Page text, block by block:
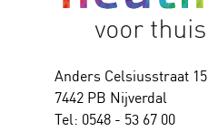
Anders Celsiusstraat 15
7442 PB Nijverdal
Tel: 0548 - 53 67 00